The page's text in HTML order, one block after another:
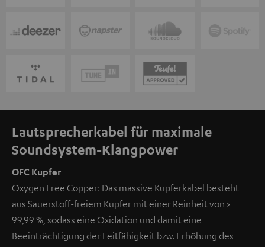
Lautsprecherkabel für maximale
Soundsystem-Klangpower
OFC Kupfer
Oxygen Free Copper: Das massive Kupferkabel besteht
aus Sauerstoff-freiem Kupfer mit einer Reinheit von >
99,99 %, sodass eine Oxidation und damit eine
Beeinträchtigung der Leitfähigkeit bzw. Erhöhung des